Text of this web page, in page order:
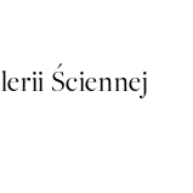
Ściennej